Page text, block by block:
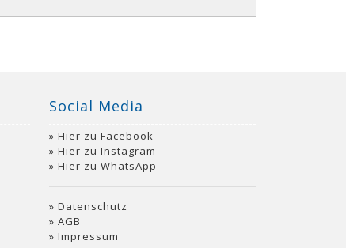
Social Media
Hier zu Facebook
Hier zu Instagram
Hier zu WhatsApp
Datenschutz
AGB
Impressum